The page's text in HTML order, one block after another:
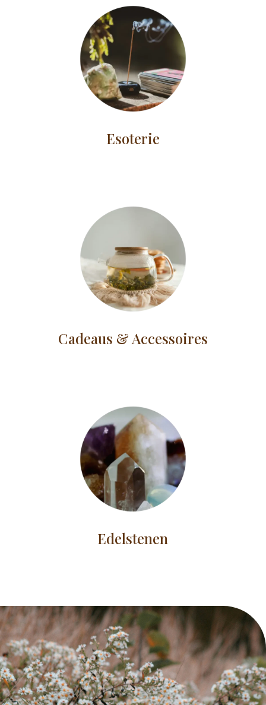
Esoterie
Cadeaus & Accessoires
Edelstenen